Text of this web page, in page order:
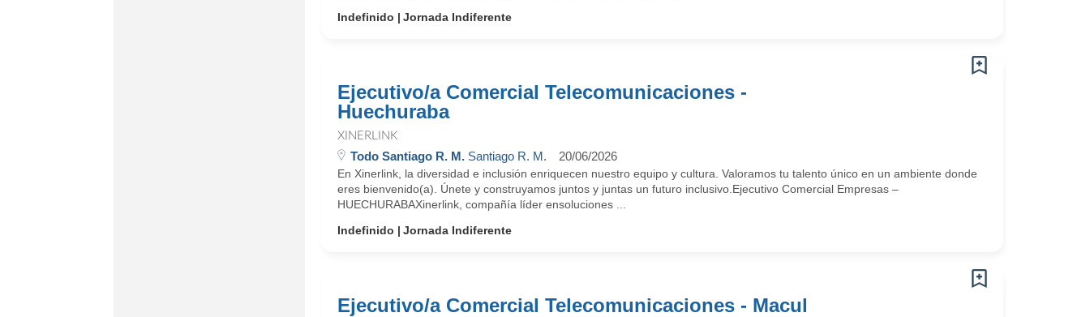
Indefinido
Jornada Indiferente
Ejecutivo/a Comercial Telecomunicaciones -
Huechuraba
XINERLINK
Todo Santiago R. M.Santiago R. M. 20/06/2026
En Xinerlink, la diversidad e inclusión enriquecen nuestro equipo y cultura. Valoramos tu talento único en un ambiente donde
eres bienvenido(a). Únete y construyamos juntos y juntas un futuro inclusivo.Ejecutivo Comercial Empresas –
HUECHURABAXinerlink, compañía líder ensoluciones ...
Indefinido
Jornada Indiferente
Ejecutivo/a Comercial Telecomunicaciones - Macul